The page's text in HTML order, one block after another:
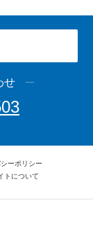
せ
ーポリシー
トについて